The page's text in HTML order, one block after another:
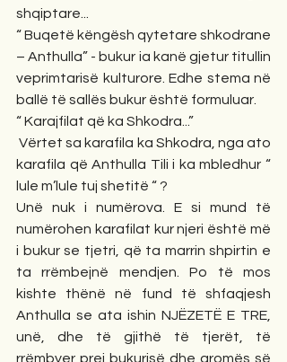
shqiptare...
“ Buqetë këngësh qytetare shkodrane
– Anthulla” - bukur ia kanë gjetur titullin
veprimtarisë kulturore. Edhe stema në
ballë të sallës bukur është formuluar.
“ Karajfilat që ka Shkodra...”
Vërtet sa karafila ka Shkodra, nga ato
karafila që Anthulla Tili i ka mbledhur “
lule m’lule tuj shetitë “ ?
Unë nuk i numërova. E si mund të
numërohen karafilat kur njeri është më
i bukur se tjetri, që ta marrin shpirtin e
ta rrëmbejnë mendjen. Po të mos
kishte thënë në fund të shfaqjesh
Anthulla se ata ishin NJËZETË E TRE,
unë, dhe të gjithë të tjerët, të
rrëmbyer prej bukurisë dhe aromës së